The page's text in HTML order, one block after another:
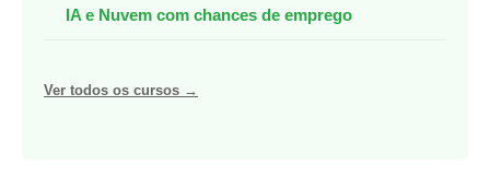
IA e Nuvem com chances de emprego
Ver todos os cursos →